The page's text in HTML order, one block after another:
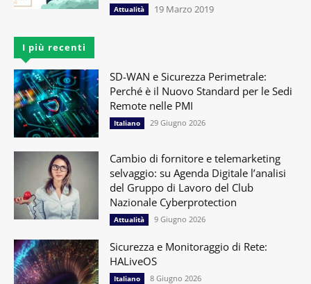
Attualità 19 Marzo 2019
I più recenti
SD-WAN e Sicurezza Perimetrale:
Perché è il Nuovo Standard per le Sedi
Remote nelle PMI
Italiano 29 Giugno 2026
Cambio di fornitore e telemarketing
selvaggio: su Agenda Digitale l’analisi
del Gruppo di Lavoro del Club
Nazionale Cyberprotection
Attualità 9 Giugno 2026
Sicurezza e Monitoraggio di Rete:
HALiveOS
Italiano 8 Giugno 2026